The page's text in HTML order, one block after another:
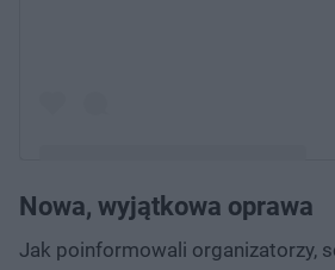
Nowa, wyjątkowa oprawa
Jak poinformowali organizatorzy,